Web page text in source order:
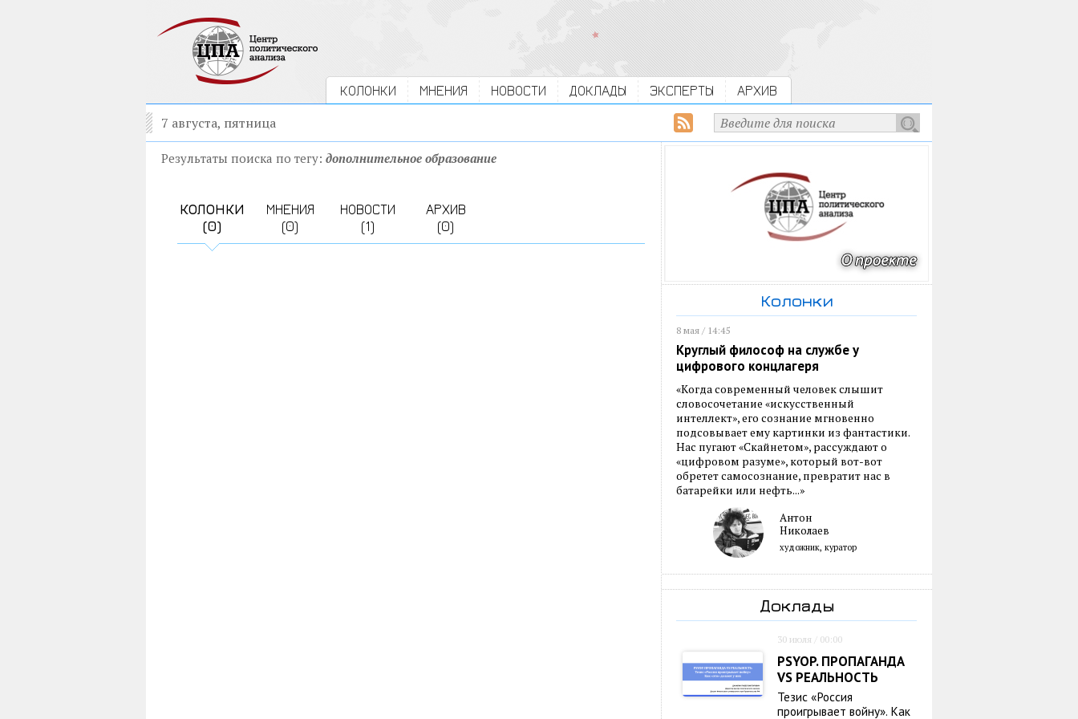
КОЛОНКИ МНЕНИЯ НОВОСТИ ДОКЛАДЫ ЭКСПЕРТЫ АРХИВ
7 августа, пятница
Результаты поиска по тегу: дополнительное образование
КОЛОНКИ
(0)
МНЕНИЯ
(0)
НОВОСТИ
(1)
АРХИВ
(0)
Колонки
8 мая / 14:45
Круглый философ на службе у
цифрового концлагеря
«Когда современный человек слышит
словосочетание «искусственный
интеллект», его сознание мгновенно
подсовывает ему картинки из фантастики.
Нас пугают «Скайнетом», рассуждают о
«цифровом разуме», который вот-вот
обретет самосознание, превратит нас в
батарейки или нефть...»
Антон
Николаев
художник, куратор
Доклады
30 июля / 00:00
PSYOP. ПРОПАГАНДА
VS РЕАЛЬНОСТЬ
Тезис «Россия
проигрывает войну». Как